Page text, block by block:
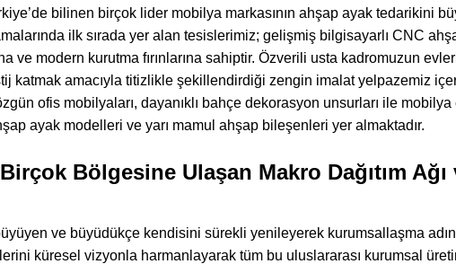
bilinen birçok lider mobilya markasının ahşap ayak tedarikini
ilk sırada yer alan tesislerimiz; gelişmiş bilgisayarlı CNC
ve modern kurutma fırınlarına sahiptir. Özverili usta kadromuzun
katmak amacıyla titizlikle şekillendirdiği zengin imalat yelpazemiz
ofis mobilyaları, dayanıklı bahçe dekorasyon unsurları ile
ayak modelleri ve yarı mamul ahşap bileşenleri yer almaktadır.
Bölgesine Ulaşan Makro Dağıtım
ve büyüdükçe kendisini sürekli yenileyerek kurumsallaşma
küresel vizyonla harmanlayarak tüm bu uluslararası kurumsal